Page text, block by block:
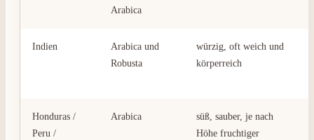
Arabica
Indien
Arabica und
Robusta
würzig, oft weich und
körperreich
Honduras /
Peru /
Arabica
süß, sauber, je nach
Höhe fruchtiger